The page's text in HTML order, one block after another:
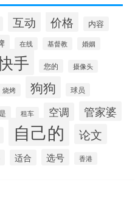
互动 价格 内容
在线 基督教 婚姻
手 您的 摄像头
烧烤 狗狗 球员
租车 空调 管家婆
自己的 论文
适合 选号 香港